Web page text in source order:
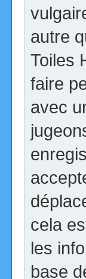
autre
Toiles
faire
avec
cela
les
base